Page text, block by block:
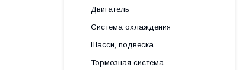
Двигатель
Система охлаждения
Шасси, подвеска
Тормозная система